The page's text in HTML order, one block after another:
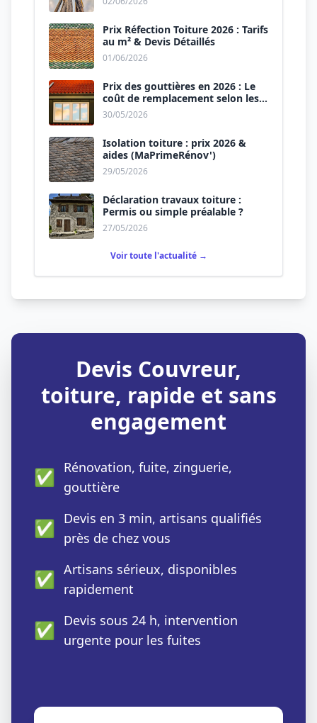
Prix Réfection Toiture 2026 : Tarifs
au m² & Devis Détaillés
01/06/2026
Prix des gouttières en 2026 : Le
coût de remplacement selon les
matériaux
30/05/2026
Isolation toiture : prix 2026 &
aides (MaPrimeRénov')
29/05/2026
Déclaration travaux toiture :
Permis ou simple préalable ?
27/05/2026
Voir toute l'actualité →
Devis Couvreur,
toiture, rapide et sans
engagement
✅ Rénovation, fuite, zinguerie,
gouttière
✅ Devis en 3 min, artisans qualifiés
près de chez vous
✅ Artisans sérieux, disponibles
rapidement
✅ Devis sous 24 h, intervention
urgente pour les fuites